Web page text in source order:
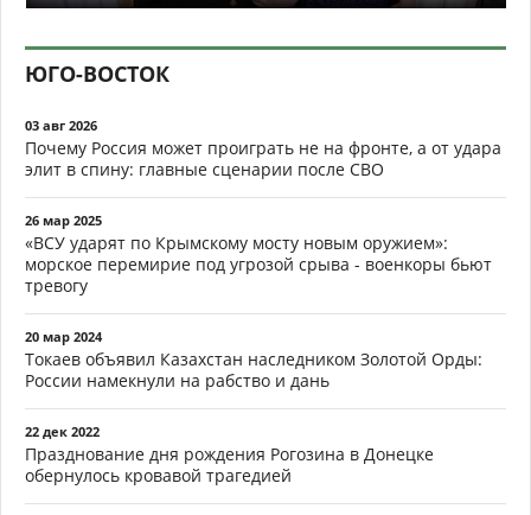
ЮГО-ВОСТОК
03 авг 2026
Почему Россия может проиграть не на фронте, а от удара
элит в спину: главные сценарии после СВО
26 мар 2025
«ВСУ ударят по Крымскому мосту новым оружием»:
морское перемирие под угрозой срыва - военкоры бьют
тревогу
20 мар 2024
Токаев объявил Казахстан наследником Золотой Орды:
России намекнули на рабство и дань
22 дек 2022
Празднование дня рождения Рогозина в Донецке
обернулось кровавой трагедией